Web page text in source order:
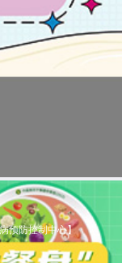
预防控制中心】